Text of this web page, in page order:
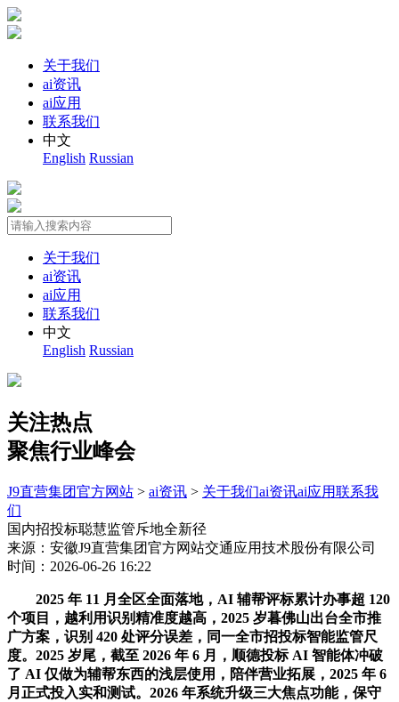
关于我们
ai资讯
ai应用
联系我们
中文
English Russian
关于我们
ai资讯
ai应用
联系我们
中文
English Russian
关注热点
聚焦行业峰会
J9直营集团官方网站 > ai资讯 > 关于我们ai资讯ai应用联系我
们
国内招投标聪慧监管斥地全新径
来源：安徽J9直营集团官方网站交通应用技术股份有限公司
时间：2026-06-26 16:22
2025 年 11 月全区全面落地，AI 辅帮评标累计办事超 120
个项目，越利用识别精准度越高，2025 岁暮佛山出台全市推
广方案，识别 420 处评分误差，同一全市招投标智能监管尺
度。2025 岁尾，截至 2026 年 6 月，顺德投标 AI 智能体冲破
了 AI 仅做为辅帮东西的浅层使用，陪伴营业拓展，2025 年 6
月正式投入实和测试。2026 年系统升级三大焦点功能，保守